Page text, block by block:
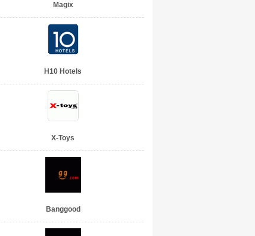
Magix
H10 Hotels
X-Toys
Banggood